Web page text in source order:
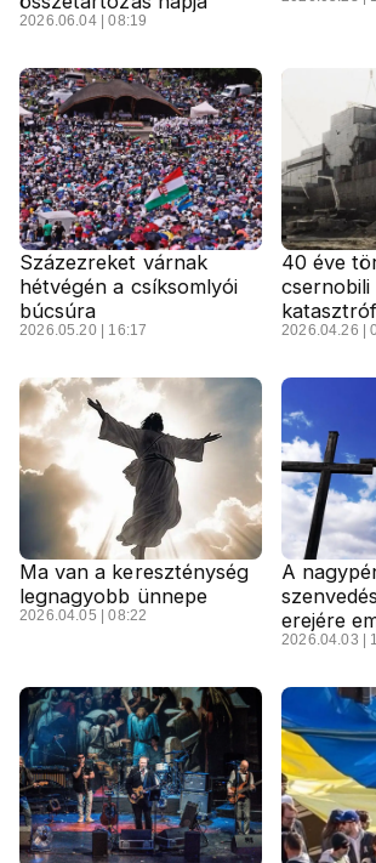
2026.06.04 | 08:19
Százezreket várnak
hétvégén a csíksomlyói
búcsúra
2026.05.20 | 16:17
40 éve
2026.04.26 |
Ma van a kereszténység
legnagyobb ünnepe
2026.04.05 | 08:22
A
erejére
2026.04.03 |